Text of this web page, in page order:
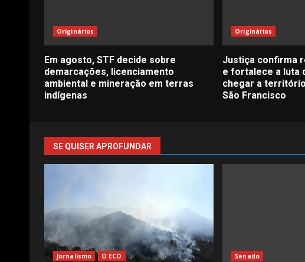
Originários
Em agosto, STF decide sobre
demarcações, licenciamento
ambiental e mineração em terras
indígenas
Originários
Justiça confirma
e fortalece a luta
chegar a
São Francisco
SE QUISER APROFUNDAR
Jornalismo O ECO Senado